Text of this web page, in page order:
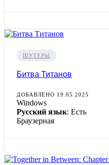
ШУТЕРЫ
Битва Титанов
ДОБАВЛЕНО 19.05.2025
Windows
Русский язык: Есть
Браузерная